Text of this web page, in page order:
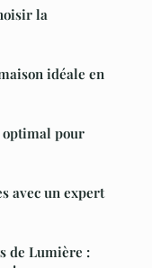
la
idéale en
pour
avec un expert
de Lumière :